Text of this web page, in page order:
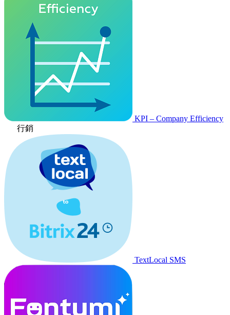
KPI – Company Efficiency
行銷
TextLocal SMS